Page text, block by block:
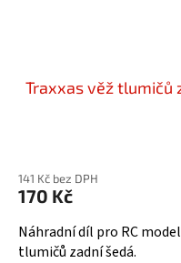
Traxxas věž tlumičů
141 Kč bez DPH
170 Kč
Náhradní díl pro RC
tlumičů zadní šedá.